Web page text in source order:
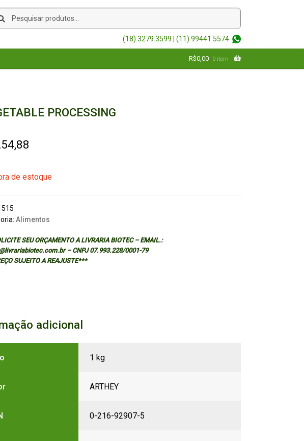
(18) 3279.3599 | (11) 99441.5574
R$0,00 0 item
PROCESSING
de estoque
Alimentos
SEU ORÇAMENTO A LIVRARIA BIOTEC – EMAIL.:
– CNPJ 07.993.228/0001-79
SUJEITO A REAJUSTE***
adicional
1 kg
ARTHEY
0-216-92907-5